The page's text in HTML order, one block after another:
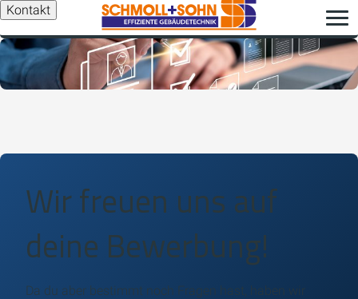
Kontakt
Wir freuen uns auf
deine Bewerbung!
Da du aber bestimmt noch Fragen hast, haben wir